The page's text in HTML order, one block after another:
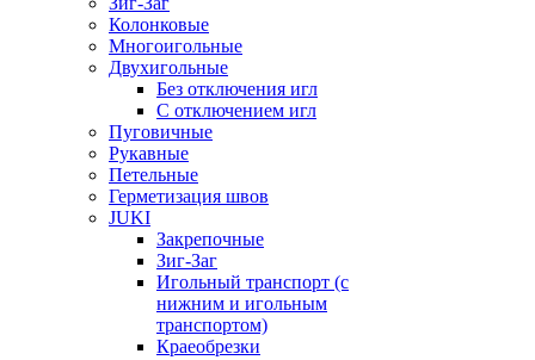
Колонковые
Многоигольные
Двухигольные
Без отключения игл
С отключением игл
Пуговичные
Рукавные
Петельные
Герметизация швов
JUKI
Закрепочные
Зиг-Заг
Игольный транспорт (с
нижним и игольным
транспортом)
Краеобрезки